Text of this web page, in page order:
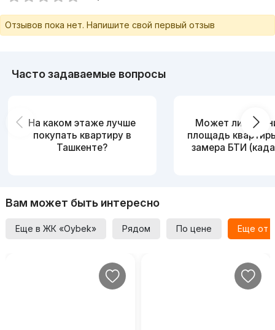
Отзывов пока нет. Напишите свой первый отзыв
Часто задаваемые вопросы
На каком этаже лучше
покупать квартиру в
Ташкенте?
Может ли
площадь
замера БТИ
Вам может быть интересно
Еще в ЖК «Oybek» Рядом По цене Еще от